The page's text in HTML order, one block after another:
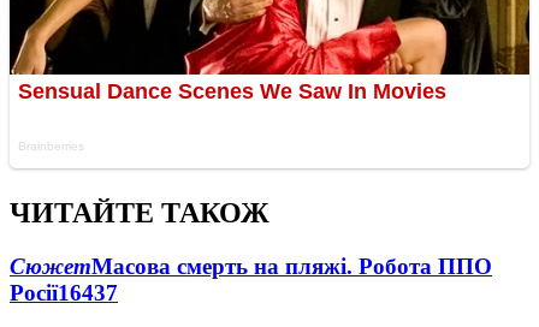
ЧИТАЙТЕ ТАКОЖ
СюжетМасова смерть на пляжі. Робота ППО
Росії16437